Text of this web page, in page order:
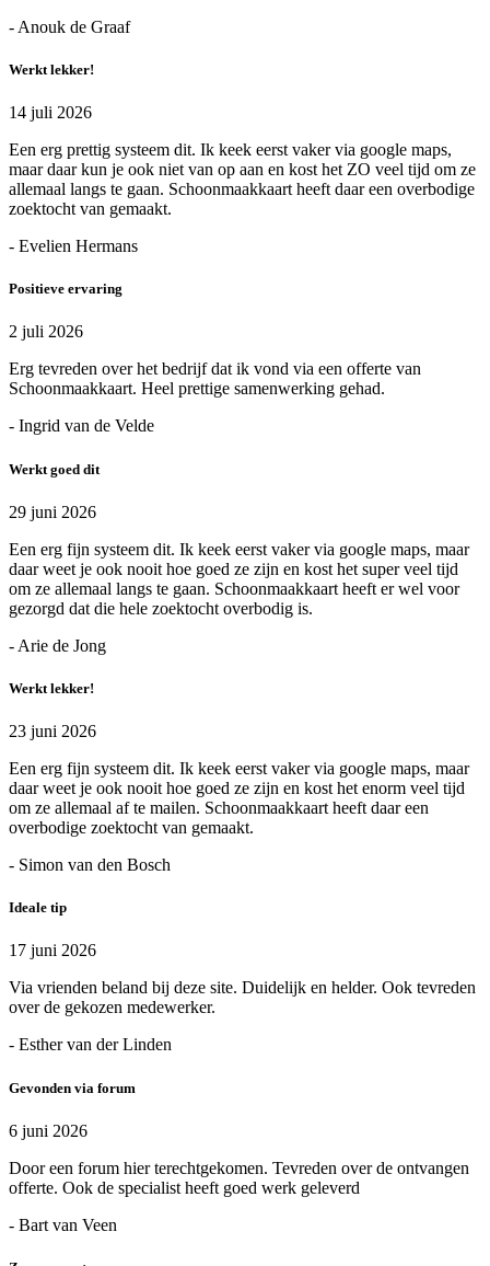
- Anouk de Graaf
Werkt lekker!
14 juli 2026
Een erg prettig systeem dit. Ik keek eerst vaker via google maps,
maar daar kun je ook niet van op aan en kost het ZO veel tijd om ze
allemaal langs te gaan. Schoonmaakkaart heeft daar een overbodige
zoektocht van gemaakt.
- Evelien Hermans
Positieve ervaring
2 juli 2026
Erg tevreden over het bedrijf dat ik vond via een offerte van
Schoonmaakkaart. Heel prettige samenwerking gehad.
- Ingrid van de Velde
Werkt goed dit
29 juni 2026
Een erg fijn systeem dit. Ik keek eerst vaker via google maps, maar
daar weet je ook nooit hoe goed ze zijn en kost het super veel tijd
om ze allemaal langs te gaan. Schoonmaakkaart heeft er wel voor
gezorgd dat die hele zoektocht overbodig is.
- Arie de Jong
Werkt lekker!
23 juni 2026
Een erg fijn systeem dit. Ik keek eerst vaker via google maps, maar
daar weet je ook nooit hoe goed ze zijn en kost het enorm veel tijd
om ze allemaal af te mailen. Schoonmaakkaart heeft daar een
overbodige zoektocht van gemaakt.
- Simon van den Bosch
Ideale tip
17 juni 2026
Via vrienden beland bij deze site. Duidelijk en helder. Ook tevreden
over de gekozen medewerker.
- Esther van der Linden
Gevonden via forum
6 juni 2026
Door een forum hier terechtgekomen. Tevreden over de ontvangen
offerte. Ook de specialist heeft goed werk geleverd
- Bart van Veen